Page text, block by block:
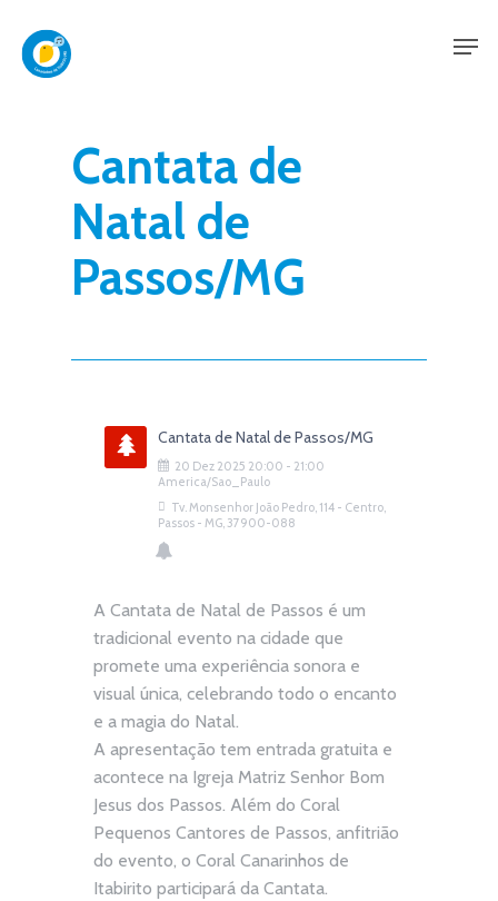
main
Cantata de
Natal de
Passos/MG
Cantata de Natal de Passos/MG
20 Dez 2025 20:00 - 21:00
America/Sao_Paulo
Tv. Monsenhor João Pedro, 114 - Centro,
Passos - MG, 37900-088
A Cantata de Natal de Passos é um
tradicional evento na cidade que
promete uma experiência sonora e
visual única, celebrando todo o encanto
e a magia do Natal.
A apresentação tem entrada gratuita e
acontece na Igreja Matriz Senhor Bom
Jesus dos Passos. Além do Coral
Pequenos Cantores de Passos, anfitrião
do evento, o Coral Canarinhos de
Itabirito participará da Cantata.